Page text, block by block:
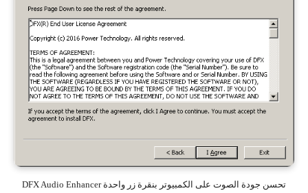
تحسن جودة الصوت على الكمبيوتر بنقرة زر واحدة DFX Audio Enhancer